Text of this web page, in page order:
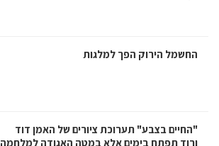
החשמל הירוק הפך למלגות
"החיים בצבע" תערוכת ציורים של האמן דוד
ורוד תפתח בימים אלא במטה האגודה למלחמה